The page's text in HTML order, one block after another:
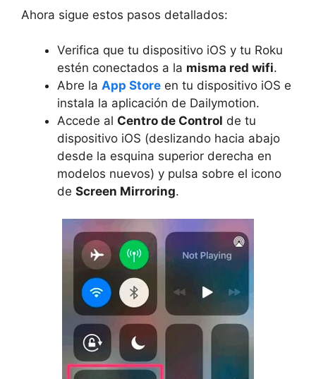
Ahora sigue estos pasos detallados:
Verifica que tu dispositivo iOS y tu Roku
estén conectados a la misma red wifi.
Abre la App Store en tu dispositivo iOS e
instala la aplicación de Dailymotion.
Accede al Centro de Control de tu
dispositivo iOS (deslizando hacia abajo
desde la esquina superior derecha en
modelos nuevos) y pulsa sobre el icono
de Screen Mirroring.